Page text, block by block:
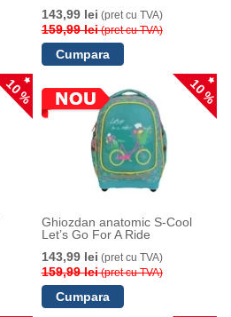
143,99 lei (pret cu TVA)
159,99 lei(pret cu TVA)
10 % 10 %
Ghiozdan anatomic S-Cool
Let’s Go For A Ride
143,99 lei (pret cu TVA)
159,99 lei(pret cu TVA)